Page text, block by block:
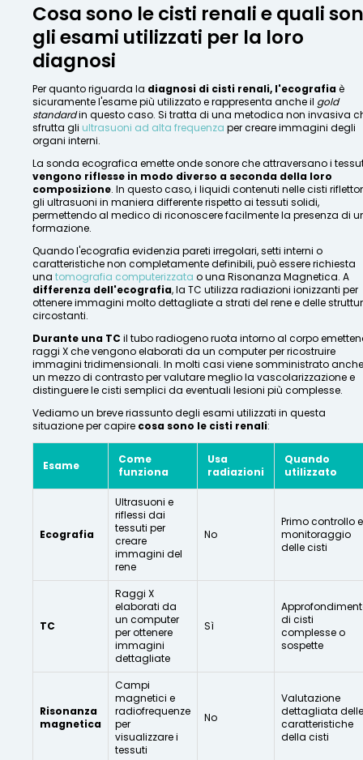
Cosa sono le cisti renali e quali
gli esami utilizzati per la loro
diagnosi
Per quanto riguarda la diagnosi di cisti renali, l'ecografiaè
sicuramente l'esame più utilizzato e rappresenta anche il gold
standardin questo caso. Si tratta di una metodica non invasiva
sfrutta gli ultrasuoni ad alta frequenza per creare immagini degli
organi interni.
La sonda ecografica emette onde sonore che attraversano i
vengono riflesse in modo diverso a seconda della loro
composizione. In questo caso, i liquidi contenuti nelle cisti
gli ultrasuoni in maniera differente rispetto ai tessuti solidi,
permettendo al medico di riconoscere facilmente la presenza di
formazione.
Quando l'ecografia evidenzia pareti irregolari, setti interni o
caratteristiche non completamente definibili, può essere richiesta
una tomografia computerizzata o una Risonanza Magnetica. A
differenza dell'ecografia, la TC utilizza radiazioni ionizzanti per
ottenere immagini molto dettagliate a strati del rene e delle
circostanti.
Durante una TC il tubo radiogeno ruota intorno al corpo
raggi X che vengono elaborati da un computer per ricostruire
immagini tridimensionali. In molti casi viene somministrato anche
un mezzo di contrasto per valutare meglio la vascolarizzazione e
distinguere le cisti semplici da eventuali lesioni più complesse.
Vediamo un breve riassunto degli esami utilizzati in questa
situazione per capire cosa sono le cisti renali:
Esame
Come
funziona
Usa
radiazioni
Quando
utilizzato
Ecografia
Ultrasuoni e
riflessi dai
tessuti per
creare
immagini del
rene
No
Primo controllo e
monitoraggio
delle cisti
TC
Raggi X
elaborati da
un computer
per ottenere
immagini
dettagliate
Sì
di cisti
complesse o
sospette
Risonanza
magnetica
Campi
magnetici e
radiofrequenze
per
visualizzare i
tessuti
No
Valutazione
dettagliata delle
caratteristiche
della cisti